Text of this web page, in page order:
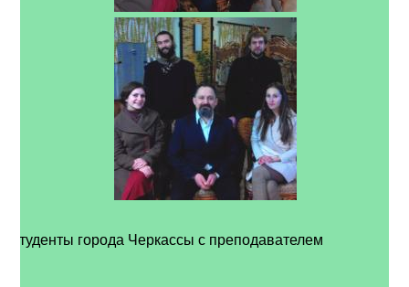
Студенты города Черкассы с преподавателем